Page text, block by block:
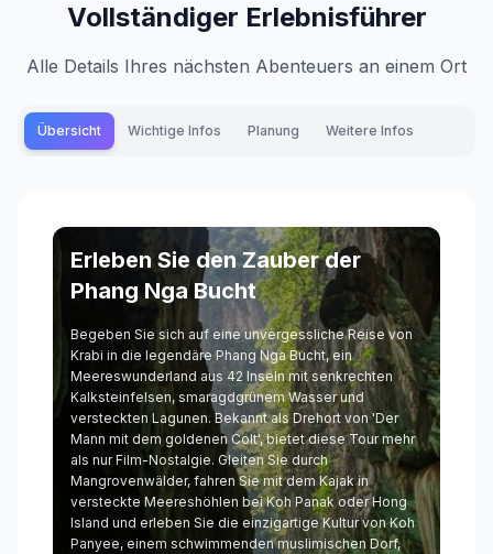
Vollständiger Erlebnisführer
Alle Details Ihres nächsten Abenteuers an einem Ort
Übersicht Wichtige Infos Planung Weitere Infos
Erleben Sie den Zauber der
Phang Nga Bucht
Begeben Sie sich auf eine unvergessliche Reise von
Krabi in die legendäre Phang Nga Bucht, ein
Meereswunderland aus 42 Inseln mit senkrechten
Kalksteinfelsen, smaragdgrünem Wasser und
versteckten Lagunen. Bekannt als Drehort von 'Der
Mann mit dem goldenen Colt', bietet diese Tour mehr
als nur Film-Nostalgie. Gleiten Sie durch
Mangrovenwälder, fahren Sie mit dem Kajak in
versteckte Meereshöhlen bei Koh Panak oder Hong
Island und erleben Sie die einzigartige Kultur von Koh
Panyee, einem schwimmenden muslimischen Dorf,